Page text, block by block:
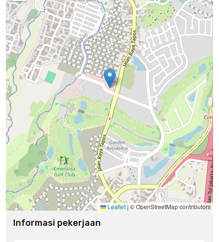
Leaflet | © OpenStreetMap contributors
Informasi pekerjaan